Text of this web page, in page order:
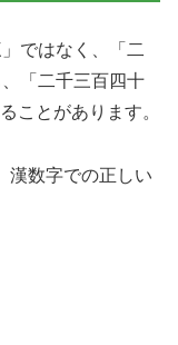
ではなく、「二
「二千三百四十
ことがあります。
漢数字での正しい